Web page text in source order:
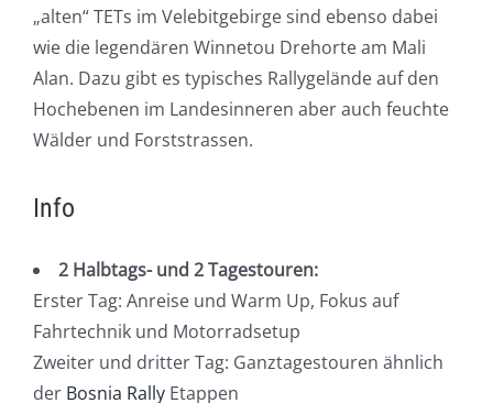
„alten“ TETs im Velebitgebirge sind ebenso dabei
wie die legendären Winnetou Drehorte am Mali
Alan. Dazu gibt es typisches Rallygelände auf den
Hochebenen im Landesinneren aber auch feuchte
Wälder und Forststrassen.
Info
2 Halbtags- und 2 Tagestouren:
Erster Tag: Anreise und Warm Up, Fokus auf
Fahrtechnik und Motorradsetup
Zweiter und dritter Tag: Ganztagestouren ähnlich
der Bosnia Rally Etappen